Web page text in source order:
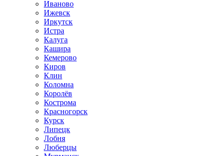
Иваново
Ижевск
Иркутск
Истра
Калуга
Кашира
Кемерово
Киров
Клин
Коломна
Королёв
Кострома
Красногорск
Курск
Липецк
Лобня
Люберцы